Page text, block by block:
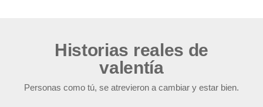
Historias reales de
valentía
Personas como tú, se atrevieron a cambiar y estar bien.